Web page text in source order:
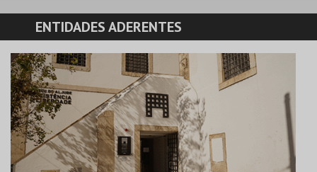
CARRINHO
EVENTOS
CARTÕES
PRODUTOS
ENTIDADES ADERENTES